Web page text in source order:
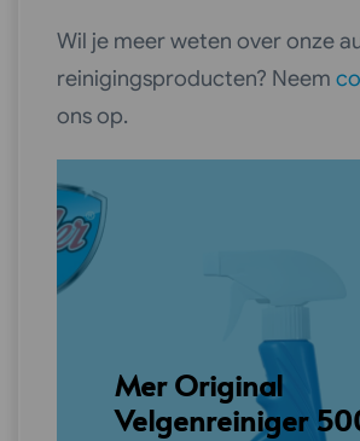
Wil je meer weten over onze
reinigingsproducten? Neem
ons op.
Mer Original
Velgenreiniger